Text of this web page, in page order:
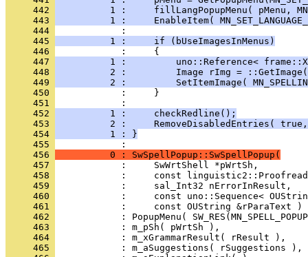
     442
1 :     fillLangPopupMenu( pMenu,
     443
1 :     EnableItem(
     444
     445
          1 :     if (bUseImagesInMenus)
     446
     447
1 :         uno::Reference<
     448
2 :         Image rImg =
     449
2 :         SetItemImage(
     450
     451
     452
          1 :     checkRedline();
     453
2 :     RemoveDisabledEntries(
     454
          1 : }
     455
     456
          0 : SwSpellPopup::SwSpellPopup(
     457
     458
     459
     460
     461
     462
     463
     464
     465